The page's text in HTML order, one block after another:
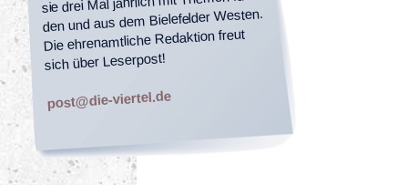
den und aus dem Bielefelder Westen.
Die ehrenamtliche Redaktion freut
sich über Leserpost!
post@die-viertel.de